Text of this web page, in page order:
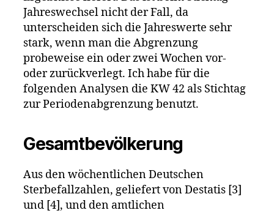
Jahreswechsel nicht der Fall, da
unterscheiden sich die Jahreswerte sehr
stark, wenn man die Abgrenzung
probeweise ein oder zwei Wochen vor-
oder zurückverlegt. Ich habe für die
folgenden Analysen die KW 42 als Stichtag
zur Periodenabgrenzung benutzt.
Gesamtbevölkerung
Aus den wöchentlichen Deutschen
Sterbefallzahlen, geliefert von Destatis [3]
und [4], und den amtlichen